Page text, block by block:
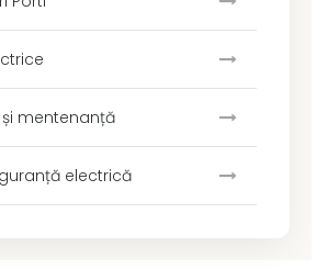
mentenanță
electrică